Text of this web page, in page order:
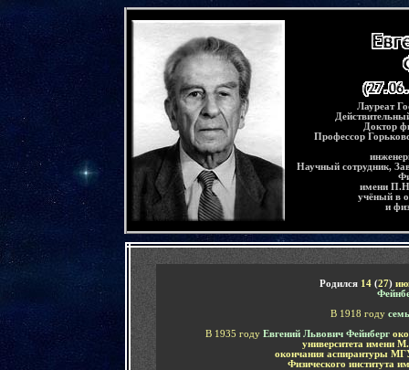
Лауреат
Доктор
Профессор
Научный сотрудник,
имени
учёный в
и
Родился 14 (27)
В 1918 году
В 1935 году Евгений Львович Фейнберг
университета имени
окончания аспирантуры
Физического института